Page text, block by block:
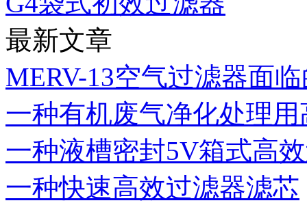
最新文章
MERV-13空气过滤器面
一种有机废气净化处理
一种液槽密封5V箱式高
一种快速高效过滤器滤芯